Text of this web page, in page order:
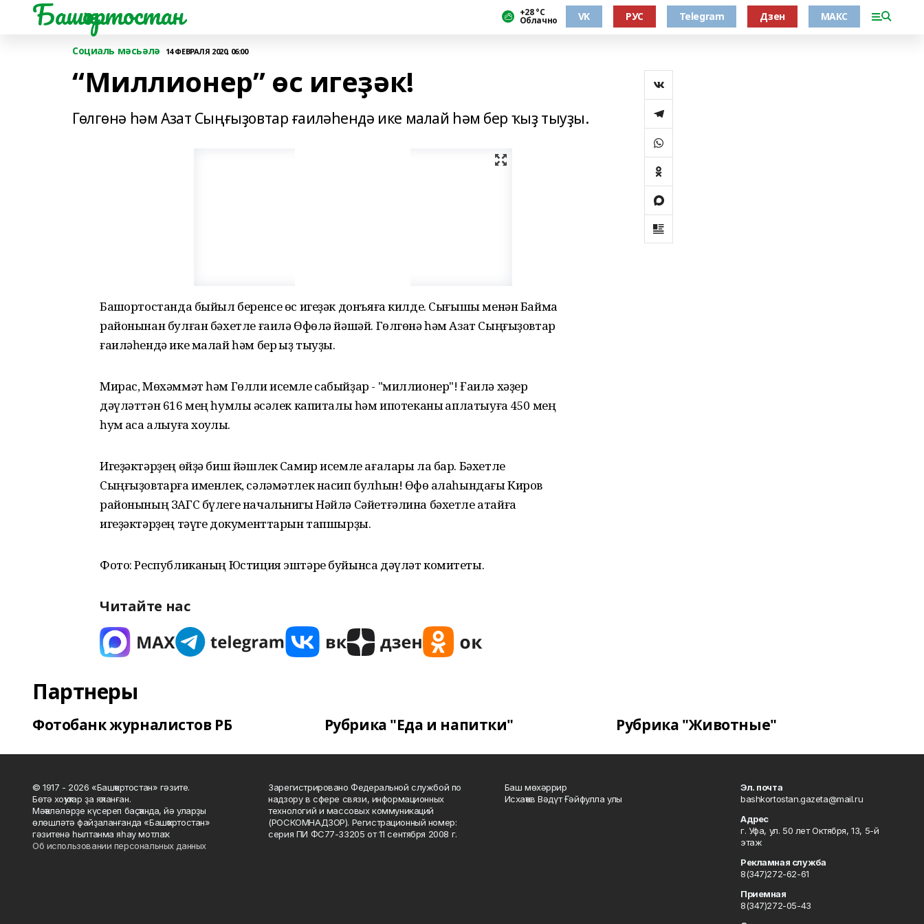
Башҡортостан +28 °С
Облачно VK РУС Telegram Дзен МАКС
Социаль мәсьәлә 14 ФЕВРАЛЯ 2020, 06:00
“Миллионер” өс игеҙәк!
Гөлгөнә һәм Азат Сыңғыҙовтар ғаиләһендә ике малай һәм бер ҡыҙ тыуҙы.
Башҡортостанда быйыл беренсе өс игеҙәк донъяға килде. Сығышы менән Баймаҡ
районынан булған бәхетле ғаилә Өфөлә йәшәй. Гөлгөнә һәм Азат Сыңғыҙовтар
ғаиләһендә ике малай һәм бер ҡыҙ тыуҙы.
Мирас, Мөхәммәт һәм Гөлли исемле сабыйҙар - "миллионер"! Ғаилә хәҙер
дәүләттән 616 мең һумлыҡ әсәлек капиталы һәм ипотеканы ҡаплатыуға 450 мең
һум аҡса алыуға хоҡуҡлы.
Игеҙәктәрҙең өйҙә биш йәшлек Самир исемле ағалары ла бар. Бәхетле
Сыңғыҙовтарға именлек, сәләмәтлек насип булһын! Өфө ҡалаһындағы Киров
районының ЗАГС бүлеге начальнигы Нәйлә Сәйетғәлина бәхетле атайға
игеҙәктәрҙең тәүге документтарын тапшырҙы.
Фото: Республиканың Юстиция эштәре буйынса дәүләт комитеты.
Читайте нас
Партнеры
Фотобанк журналистов РБ Рубрика "Еда и напитки" Рубрика "Животные"
© 1917 - 2026 «Башҡортостан» гәзите.
Бөтә хоҡуҡтар ҙа яҡланған.
Мәҡәләләрҙе күсереп баҫҡанда, йә уларҙы
өлөшләтә файҙаланғанда «Башҡортостан»
гәзитенә һылтанма яһау мотлаҡ.
Об использовании персональных данных
Зарегистрировано Федеральной службой по
надзору в сфере связи, информационных
технологий и массовых коммуникаций
(РОСКОМНАДЗОР). Регистрационный номер:
серия ПИ ФС77-33205 от 11 сентября 2008 г.
Баш мөхәррир
Исхаҡов Вәдүт Ғәйфулла улы
Эл. почта
bashkortostan.gazeta@mail.ru
Адрес
г. Уфа, ул. 50 лет Октября, 13, 5-й
этаж
Рекламная служба
8(347)272-62-61
Приемная
8(347)272-05-43